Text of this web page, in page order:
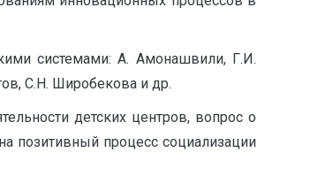
системами: А. Амонашвили, Г.И.
С.Н. Широбекова и др.
детских центров, вопрос о
позитивный процесс социализации